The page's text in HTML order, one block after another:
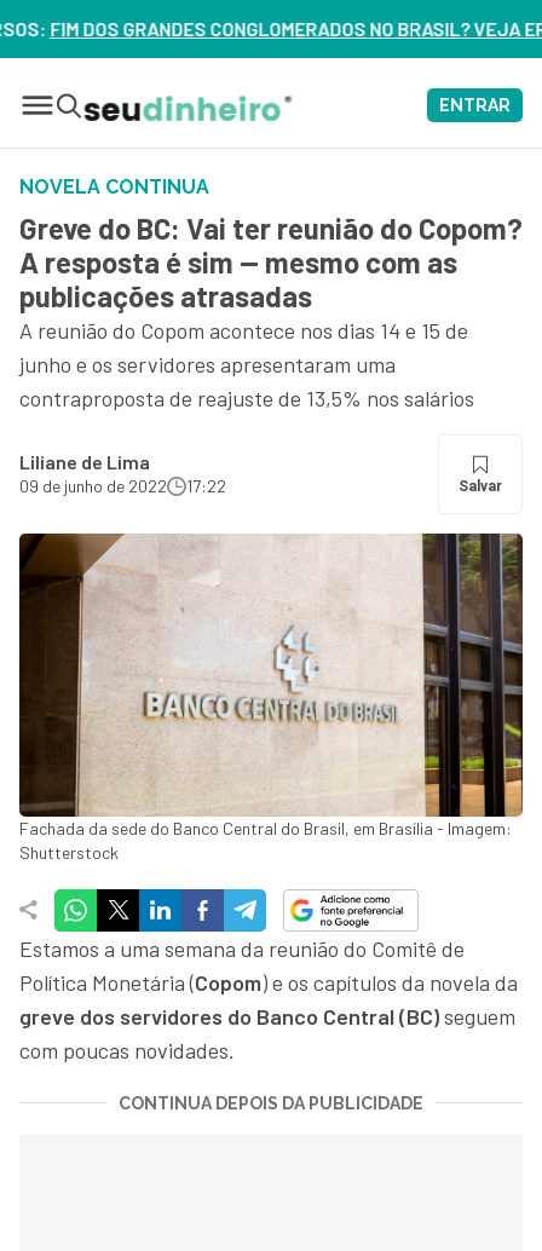
NO BRASIL? VEJA ERROS DE 3 DELES – ASSISTA
ENTRAR
NOVELA CONTINUA
Greve do BC: Vai ter reunião do Copom?
A resposta é sim — mesmo com as
publicações atrasadas
A reunião do Copom acontece nos dias 14 e 15 de
junho e os servidores apresentaram uma
contraproposta de reajuste de 13,5% nos salários
Liliane de Lima
09 de junho de 2022 17:22 Salvar
Fachada da sede do Banco Central do Brasil, em Brasília - Imagem:
Shutterstock
Estamos a uma semana da reunião do Comitê de
Política Monetária (Copom) e os capítulos da novela da
greve dos servidores do Banco Central (BC)seguem
com poucas novidades.
CONTINUA DEPOIS DA PUBLICIDADE